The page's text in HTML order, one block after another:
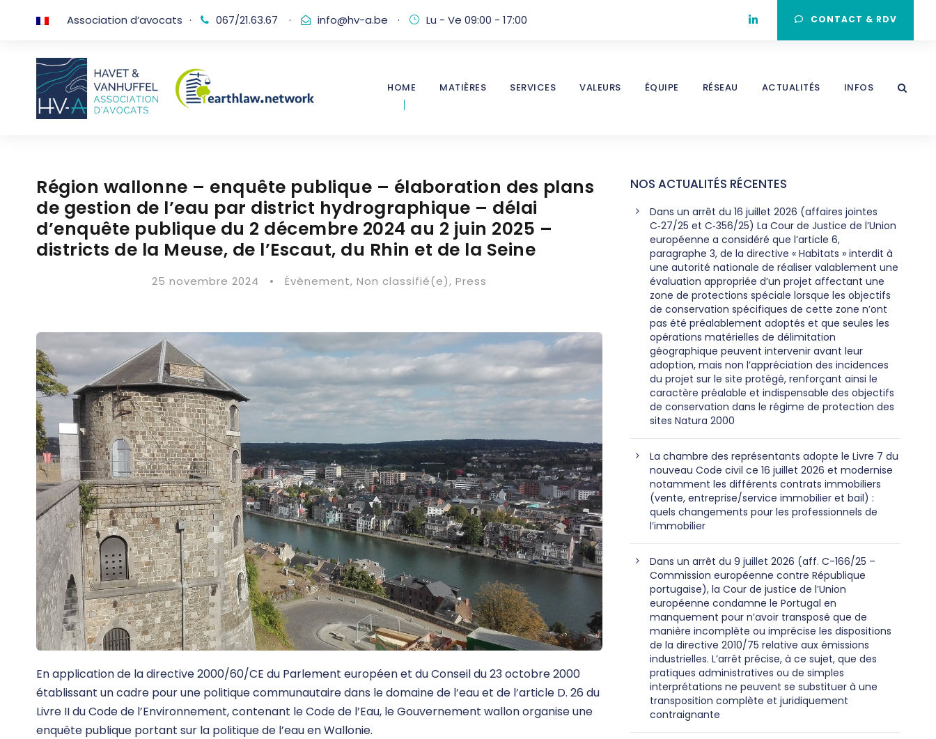
Association d’avocats · 067/21.63.67 · info@hv-a.be · Lu - Ve 09:00 - 17:00 CONTACT & RDV
HOME MATIÈRES SERVICES VALEURS ÉQUIPE RÉSEAU ACTUALITÉS INFOS
Région wallonne – enquête publique – élaboration des plans
de gestion de l’eau par district hydrographique – délai
d’enquête publique du 2 décembre 2024 au 2 juin 2025 –
districts de la Meuse, de l’Escaut, du Rhin et de la Seine
25 novembre 2024 • Évènement, Non classifié(e), Press
En application de la directive 2000/60/CE du Parlement européen et du Conseil du 23 octobre 2000
établissant un cadre pour une politique communautaire dans le domaine de l’eau et de l’article D. 26 du
Livre II du Code de l’Environnement, contenant le Code de l’Eau, le Gouvernement wallon organise une
enquête publique portant sur la politique de l’eau en Wallonie.
NOS ACTUALITÉS RÉCENTES
Dans un arrêt du 16 juillet 2026 (affaires jointes
C‑27/25 et C‑356/25) La Cour de Justice de l’Union
européenne a considéré que l’article 6,
paragraphe 3, de la directive « Habitats » interdit à
une autorité nationale de réaliser valablement une
évaluation appropriée d’un projet affectant une
zone de protections spéciale lorsque les objectifs
de conservation spécifiques de cette zone n’ont
pas été préalablement adoptés et que seules les
opérations matérielles de délimitation
géographique peuvent intervenir avant leur
adoption, mais non l’appréciation des incidences
du projet sur le site protégé, renforçant ainsi le
caractère préalable et indispensable des objectifs
de conservation dans le régime de protection des
sites Natura 2000
La chambre des représentants adopte le Livre 7 du
nouveau Code civil ce 16 juillet 2026 et modernise
notamment les différents contrats immobiliers
(vente, entreprise/service immobilier et bail) :
quels changements pour les professionnels de
l’immobilier
Dans un arrêt du 9 juillet 2026 (aff. C-166/25 –
Commission européenne contre République
portugaise), la Cour de justice de l’Union
européenne condamne le Portugal en
manquement pour n’avoir transposé que de
manière incomplète ou imprécise les dispositions
de la directive 2010/75 relative aux émissions
industrielles. L’arrêt précise, à ce sujet, que des
pratiques administratives ou de simples
interprétations ne peuvent se substituer à une
transposition complète et juridiquement
contraignante